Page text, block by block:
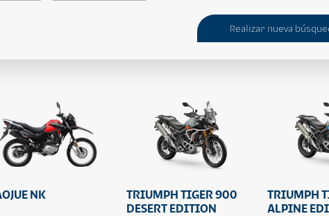
Realizar nueva
NK
TRIUMPH TIGER 900
DESERT EDITION
TRIUMPH
ALPINE